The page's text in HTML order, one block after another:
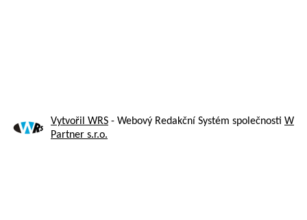
Vytvořil WRS - Webový Redakční Systém společnosti W
Partner s.r.o.